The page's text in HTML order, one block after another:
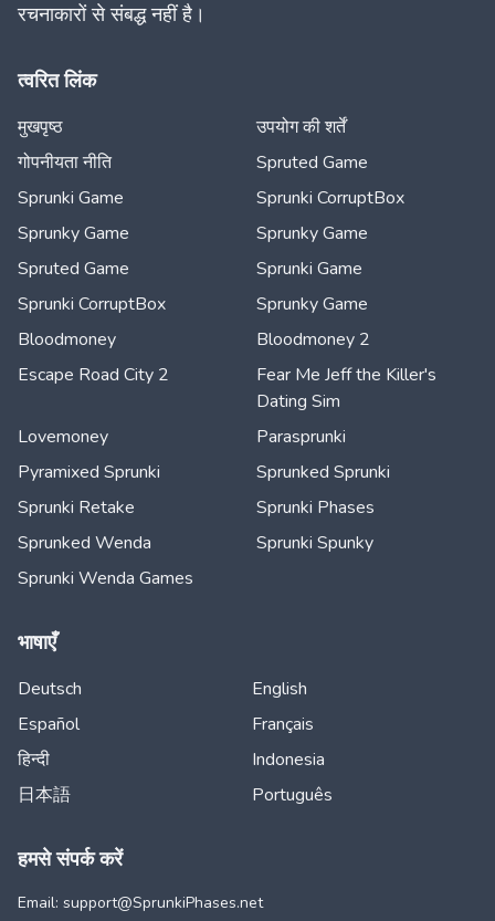
रचनाकारों से संबद्ध नहीं है।
त्वरित लिंक
मुखपृष्ठ
उपयोग की शर्तें
गोपनीयता नीति
Spruted Game
Sprunki Game
Sprunki CorruptBox
Sprunky Game
Sprunky Game
Spruted Game
Sprunki Game
Sprunki CorruptBox
Sprunky Game
Bloodmoney
Bloodmoney 2
Escape Road City 2
Fear Me Jeff the Killer's
Dating Sim
Lovemoney
Parasprunki
Pyramixed Sprunki
Sprunked Sprunki
Sprunki Retake
Sprunki Phases
Sprunked Wenda
Sprunki Spunky
Sprunki Wenda Games
भाषाएँ
Deutsch
English
Español
Français
हिन्दी
Indonesia
日本語
Português
हमसे संपर्क करें
Email: support@SprunkiPhases.net